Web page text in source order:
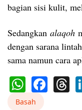
bagian sisi kulit,
Sedangkan alaqoh
dengan sarana
sama namun cara
Basah